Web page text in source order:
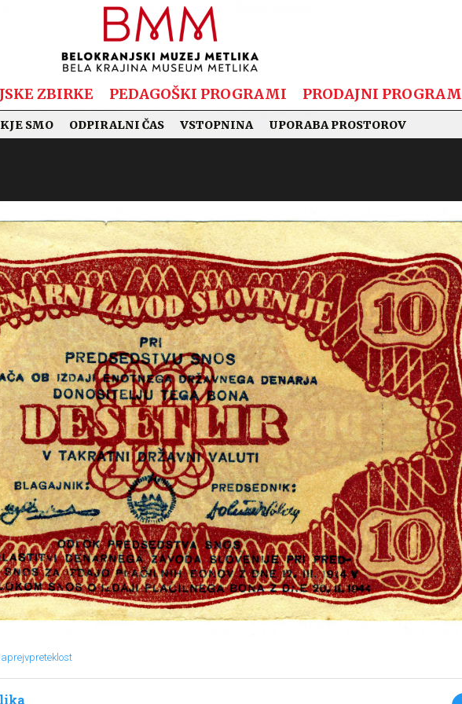
ZBIRKE PEDAGOŠKI PROGRAMI PRODAJNI PROGRAM
KJE SMO ODPIRALNI ČAS VSTOPNINA UPORABA PROSTOROV